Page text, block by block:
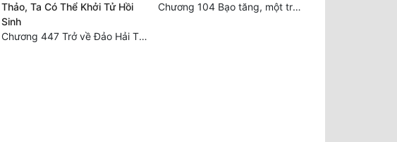
Thảo, Ta Có Thể Khởi Tử Hồi
Sinh
Chương 447 Trở về Đảo Hải Thần
Chương 104 Bạo tăng, một trăm mười điểm khế hợp!